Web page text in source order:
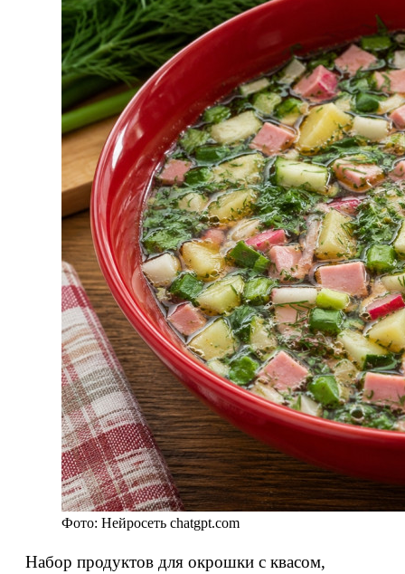
Фото: Нейросеть chatgpt.com
Набор продуктов для окрошки с квасом,